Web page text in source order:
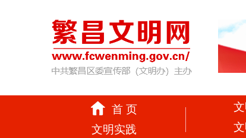
首 页
文明实践